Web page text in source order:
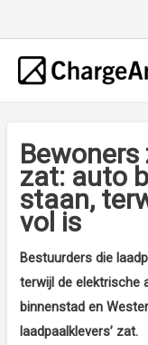
zat: auto
staan,
vol is
Bestuurders die
terwijl de elektrische
binnenstad en
laadpaalklevers’ zat.